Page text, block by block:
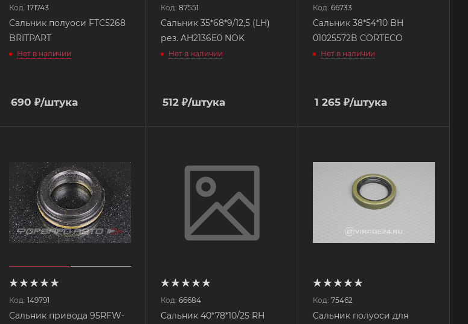
Код: 171743
Сальник полуоси FTC5268
BRITPART
Нет в наличии
690 ₽/штука
Код: 87551
Сальник 35*68*9/12,5 (LH)
рез. AH2136E0 NOK
Нет в наличии
512 ₽/штука
Код: 66733
Сальник 38*54*10 BH
01025572B CORTECO
Нет в наличии
1 265₽/штука
Код: 149791
Сальник привода 95RFW-
Код: 66684
Сальник 40*78*10/25 RH
Код: 75462
Сальник полуоси для